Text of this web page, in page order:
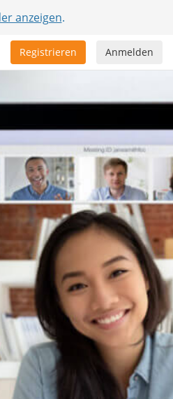
anzeigen.
Anmelden
Registrieren